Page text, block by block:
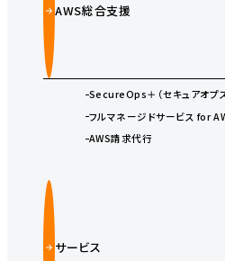
AWS総合支援
SecureOps＋（セキュアオプス
フルマネージドサービス for
AWS請求代行
サービス